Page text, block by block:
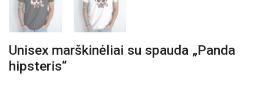
Unisex marškinėliai su spauda „Panda
hipsteris“